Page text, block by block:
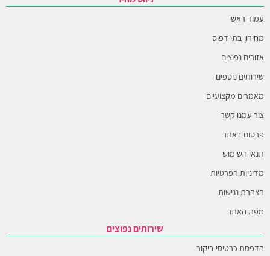
עמוד ראשי
מחירון בתי דפוס
אזורים נפוצים
שירותים נוספים
מאמרים מקצועיים
צור עמנו קשר
פרסום באתר
תנאי השימוש
מדיניות הפרטיות
הצהרת נגישות
מפת האתר
שירותים נפוצים
הדפסת כרטיסי ביקור